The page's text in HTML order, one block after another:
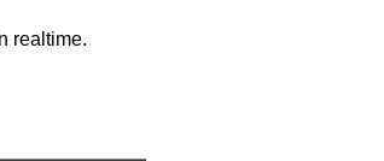
realtime.